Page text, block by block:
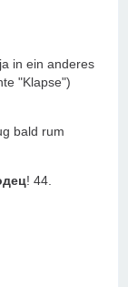
in ein anderes
"Klapse")
bald rum
! 44.